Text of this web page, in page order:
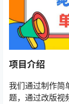
项目介绍
我们通过制作简
题，通过改版视